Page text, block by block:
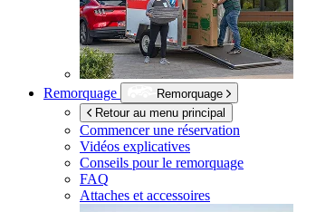
Remorquage
Remorquage
Retour au menu principal
Commencer une réservation
Vidéos explicatives
Conseils pour le remorquage
FAQ
Attaches et accessoires